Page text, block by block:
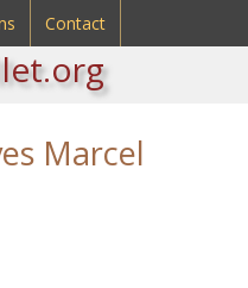
Contact
Marcel